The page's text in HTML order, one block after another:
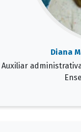
Diana
Auxiliar